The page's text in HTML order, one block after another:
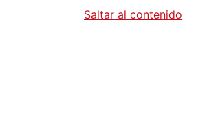
Saltar al contenido